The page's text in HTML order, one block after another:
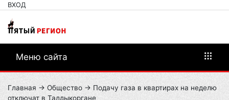
ВХОД
Меню сайта
Главная → Общество → Подачу газа в квартирах на неделю
отключат в Талдыкоргане